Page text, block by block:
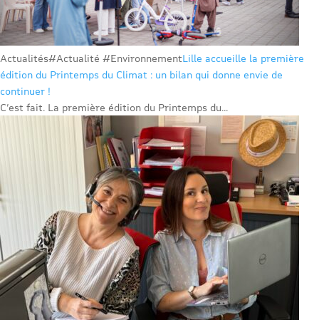
Actualités#Actualité #EnvironnementLille accueille la première
édition du Printemps du Climat : un bilan qui donne envie de
continuer !
C’est fait. La première édition du Printemps du...